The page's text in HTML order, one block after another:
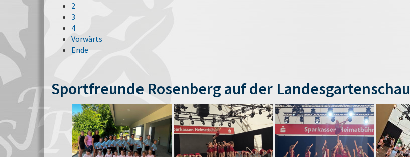
2
3
4
Vorwärts
Ende
Sportfreunde Rosenberg auf der Landesgartenschau